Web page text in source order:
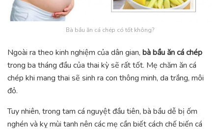
Bà bầu ăn cá chép có tốt không?
Ngoài ra theo kinh nghiệm của dân gian, bà bầu ăn cá chép
trong ba tháng đầu của thai kỳ sẽ rất tốt. Mẹ chăm ăn cá
chép khi mang thai sẽ sinh ra con thông minh, da trắng, môi
đỏ.
Tuy nhiên, trong tam cá nguyệt đầu tiên, bà bầu dễ bị ốm
nghén và kỵ mùi tanh nên các mẹ cần biết cách chế biến cá